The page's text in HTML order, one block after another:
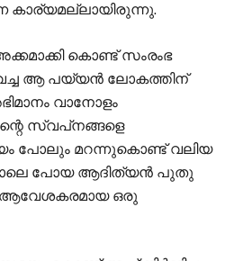
കാര്യമല്ലായിരുന്നു.
കൊണ്ട് സംരംഭ
ആ പയ്യൻ ലോകത്തിന്
വാനോളം
സ്വപ്‌നങ്ങളെ
പോലും മറന്നുകൊണ്ട് വലിയ
പോയ ആദിത്യൻ പുതു
ഒരു